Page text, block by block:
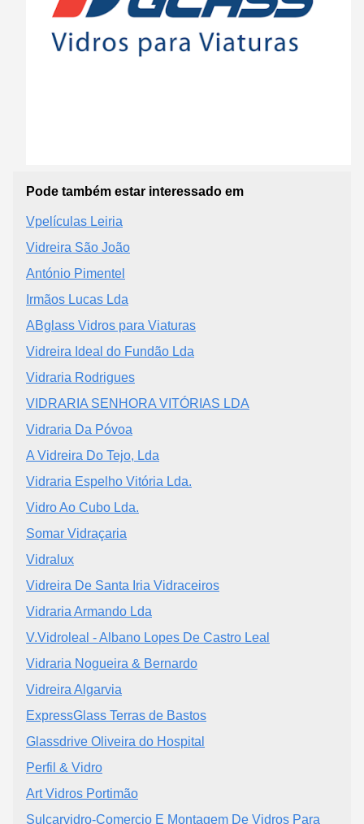
Pode também estar interessado em
Vpelículas Leiria
Vidreira São João
António Pimentel
Irmãos Lucas Lda
ABglass Vidros para Viaturas
Vidreira Ideal do Fundão Lda
Vidraria Rodrigues
VIDRARIA SENHORA VITÓRIAS LDA
Vidraria Da Póvoa
A Vidreira Do Tejo, Lda
Vidraria Espelho Vitória Lda.
Vidro Ao Cubo Lda.
Somar Vidraçaria
Vidralux
Vidreira De Santa Iria Vidraceiros
Vidraria Armando Lda
V.Vidroleal - Albano Lopes De Castro Leal
Vidraria Nogueira & Bernardo
Vidreira Algarvia
ExpressGlass Terras de Bastos
Glassdrive Oliveira do Hospital
Perfil & Vidro
Art Vidros Portimão
Sulcarvidro-Comercio E Montagem De Vidros Para